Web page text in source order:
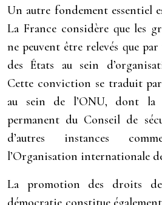
Un autre fondement essentiel
La France considère que les
ne peuvent être relevés que
des États au sein
Cette conviction se traduit
au sein de l’ONU, dont la
permanent du Conseil de
d’autres instances
l’Organisation internationale
La promotion des droits